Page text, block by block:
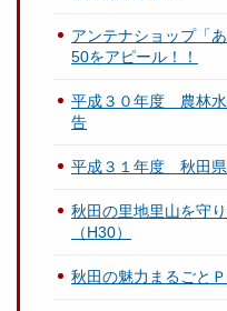
アンテナショップ「
50をアピール！！
平成３０年度 農林水
告
平成３１年度 秋田県
秋田の里地里山を守
（H30）
秋田の魅力まるごと